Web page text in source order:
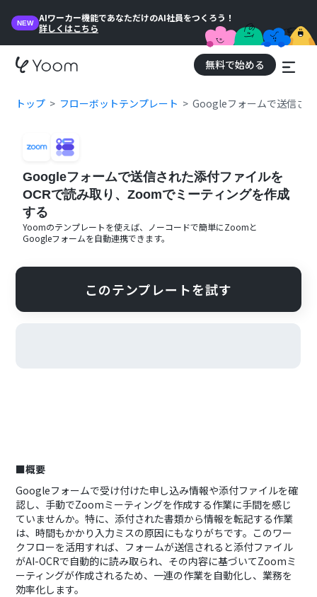
NEW
AIワーカー機能であなただけのAI社員をつくろう！
詳しくはこちら
無料で始める
トップ フローボットテンプレート Googleフォームで送信さ
Googleフォームで送信された添付ファイルを
OCRで読み取り、Zoomでミーティングを作成
する
Yoomのテンプレートを使えば、ノーコードで簡単にZoomと
Googleフォームを自動連携できます。
このテンプレートを試す
■概要
Googleフォームで受け付けた申し込み情報や添付ファイルを確
認し、手動でZoomミーティングを作成する作業に手間を感じ
ていませんか。特に、添付された書類から情報を転記する作業
は、時間もかかり入力ミスの原因にもなりがちです。このワー
クフローを活用すれば、フォームが送信されると添付ファイル
がAI-OCRで自動的に読み取られ、その内容に基づいてZoomミ
ーティングが作成されるため、一連の作業を自動化し、業務を
効率化します。